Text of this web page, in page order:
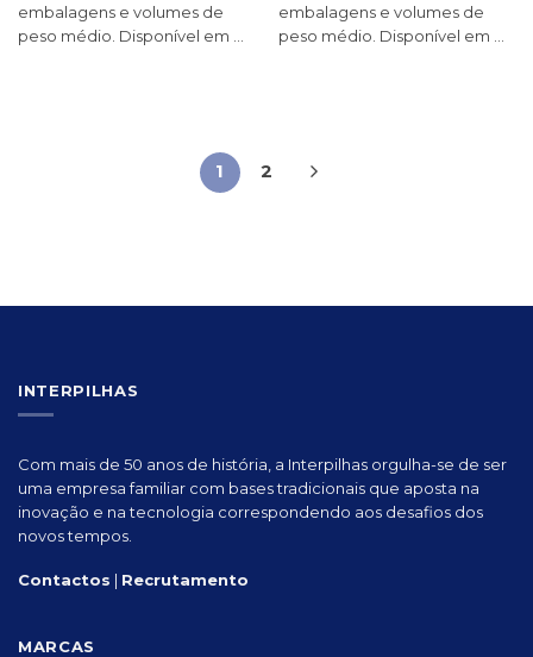
embalagens e volumes de
peso médio. Disponível em ...
embalagens e volumes de
peso médio. Disponível em ...
1 2
INTERPILHAS
Com mais de 50 anos de história, a Interpilhas orgulha-se de ser
uma empresa familiar com bases tradicionais que aposta na
inovação e na tecnologia correspondendo aos desafios dos
novos tempos.
Contactos | Recrutamento
MARCAS